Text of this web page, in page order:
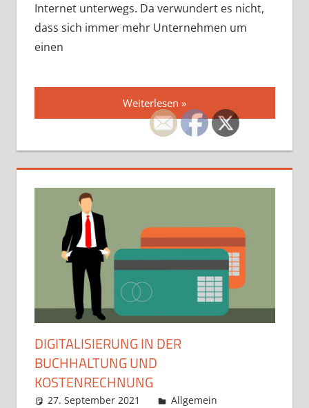
Internet unterwegs. Da verwundert es nicht,
dass sich immer mehr Unternehmen um
einen
Weiterlesen
DIGITALISIERUNG IN DER
BUCHHALTUNG UND
KOSTENRECHNUNG
27. September 2021 admin
Allgemein